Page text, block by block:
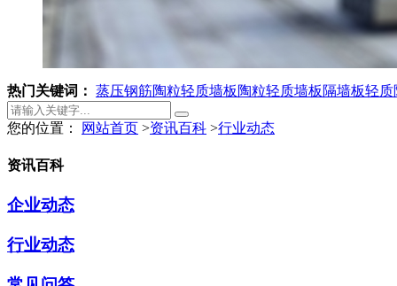
热门关键词： 蒸压钢筋陶粒轻质墙板 陶粒轻质墙板 隔墙板轻质
您的位置： 网站首页 >资讯百科 >行业动态
资讯百科
企业动态
行业动态